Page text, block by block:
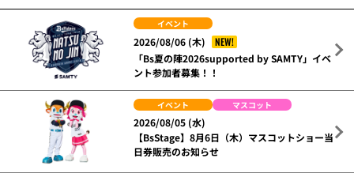
イベント
2026/08/06 (木)
NEW!
「Bs夏の陣2026supported by SAMTY」イベ
ント参加者募集！！
イベント マスコット
2026/08/05 (水)
【BsStage】8月6日（木）マスコットショー当
日券販売のお知らせ